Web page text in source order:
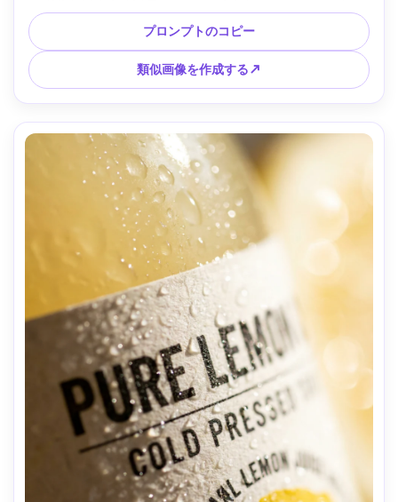
85mm、f/1.8、フォトリアルなライフスタイル広告、フレッ
シュでオーガニックな雰囲気 --ar 4:5
プロンプトのコピー
類似画像を作成する↗